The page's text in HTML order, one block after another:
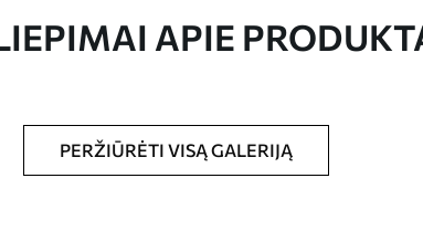
APIE
PERŽIŪRĖTI VISĄ GALERIJĄ